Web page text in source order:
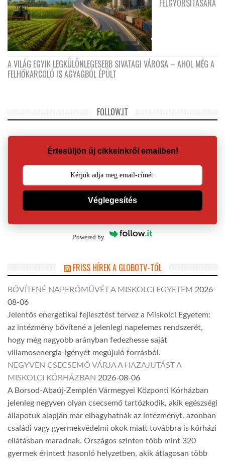
FELGYORSÍTÁSÁRA
A VILÁG EGYIK LEGKÜLÖNLEGESEBB SIVATAGI VÁROSA – AHOL MÉG A
FELHŐKARCOLÓ IS AGYAGBÓL ÉPÜLT
FOLLOW.IT
Értesüljön új cikkeinkről emailben!
Véglegesítés
Powered by
FRISS HÍREK A GLOBOTV-TŐL
BŐVÍTENÉ NAPERŐMŰVÉT A MISKOLCI EGYETEM 2026-
08-06
Jelentős energetikai fejlesztést tervez a Miskolci Egyetem:
az intézmény bővítené a jelenlegi napelemes rendszerét,
hogy még nagyobb arányban fedezhesse saját
villamosenergia-igényét megújuló forrásból.
NEGYVEN CSECSEMŐ VÁRJA A HAZAJUTÁST A
MISKOLCI KÓRHÁZBAN 2026-08-06
A Borsod-Abaúj-Zemplén Vármegyei Központi Kórházban
jelenleg negyven olyan csecsemő tartózkodik, akik egészségi
állapotuk alapján már elhagyhatnák az intézményt, azonban
családi vagy gyermekvédelmi okok miatt továbbra is kórházi
ellátásban maradnak. Országos szinten több mint 320
gyermek érintett hasonló helyzetben, akik átlagosan több